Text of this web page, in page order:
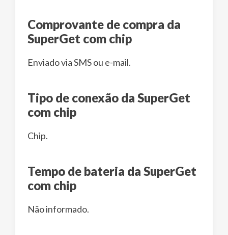
Comprovante de compra da
SuperGet com chip
Enviado via SMS ou e-mail.
Tipo de conexão da SuperGet
com chip
Chip.
Tempo de bateria da SuperGet
com chip
Não informado.